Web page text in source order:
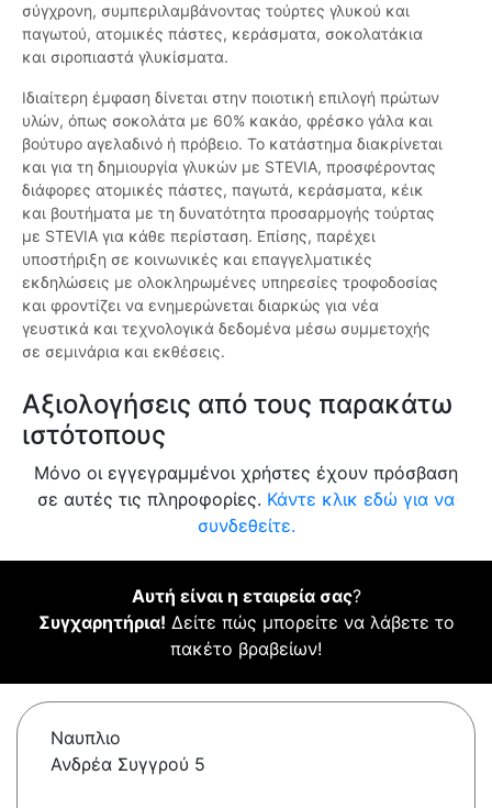
σύγχρονη, συμπεριλαμβάνοντας τούρτες γλυκού και
παγωτού, ατομικές πάστες, κεράσματα, σοκολατάκια
και σιροπιαστά γλυκίσματα.
Ιδιαίτερη έμφαση δίνεται στην ποιοτική επιλογή πρώτων
υλών, όπως σοκολάτα με 60% κακάο, φρέσκο γάλα και
βούτυρο αγελαδινό ή πρόβειο. Το κατάστημα διακρίνεται
και για τη δημιουργία γλυκών με STEVIA, προσφέροντας
διάφορες ατομικές πάστες, παγωτά, κεράσματα, κέικ
και βουτήματα με τη δυνατότητα προσαρμογής τούρτας
με STEVIA για κάθε περίσταση. Επίσης, παρέχει
υποστήριξη σε κοινωνικές και επαγγελματικές
εκδηλώσεις με ολοκληρωμένες υπηρεσίες τροφοδοσίας
και φροντίζει να ενημερώνεται διαρκώς για νέα
γευστικά και τεχνολογικά δεδομένα μέσω συμμετοχής
σε σεμινάρια και εκθέσεις.
Αξιολογήσεις από τους παρακάτω
ιστότοπους
Μόνο οι εγγεγραμμένοι χρήστες έχουν πρόσβαση
σε αυτές τις πληροφορίες. Κάντε κλικ εδώ για να
συνδεθείτε.
Αυτή είναι η εταιρεία σας?
Συγχαρητήρια! Δείτε πώς μπορείτε να λάβετε το
πακέτο βραβείων!
Ναυπλιο
Ανδρέα Συγγρού 5